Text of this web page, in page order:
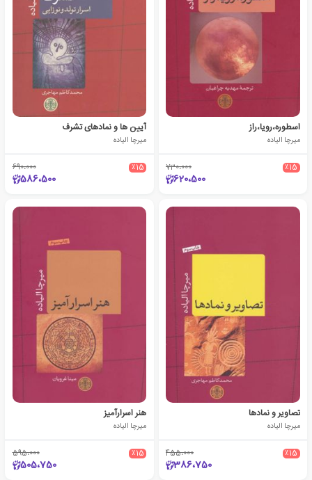
اسطوره،رویا،راز
میرچا الیاده
٪15 730،000
620،500
آیین ها و نمادهای تشرف
میرچا الیاده
٪15 690،000
586،500
تصاویر و نمادها
میرچا الیاده
٪15 455،000
386،750
هنر اسرارآمیز
میرچا الیاده
٪15 595،000
505،750